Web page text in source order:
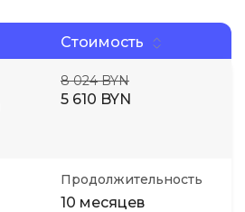
Стоимость
8 024 BYN
5 610 BYN
Продолжительность
10 месяцев